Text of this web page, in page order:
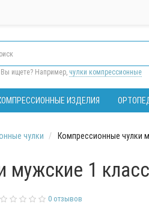
Вы ищете? Например, чулки компрессионные
ИЗДЕЛИЯ
чулки Компрессионные чулки
мужские 1
0 отзывов